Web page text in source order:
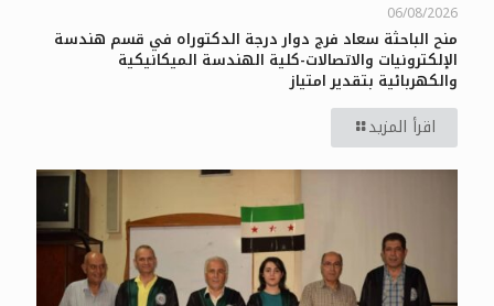
06/08/2026
منح الباحثة سعاد فرج دوار درجة الدكتوراه في قسم هندسة
الإلكترونيات والاتصالات-كلية الهندسة الميكانيكية
والكهربائية بتقدير امتياز
اقرأ المزيد